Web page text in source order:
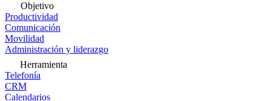
Objetivo
Productividad
Comunicación
Movilidad
Administración y liderazgo
Herramienta
Telefonía
CRM
Calendarios